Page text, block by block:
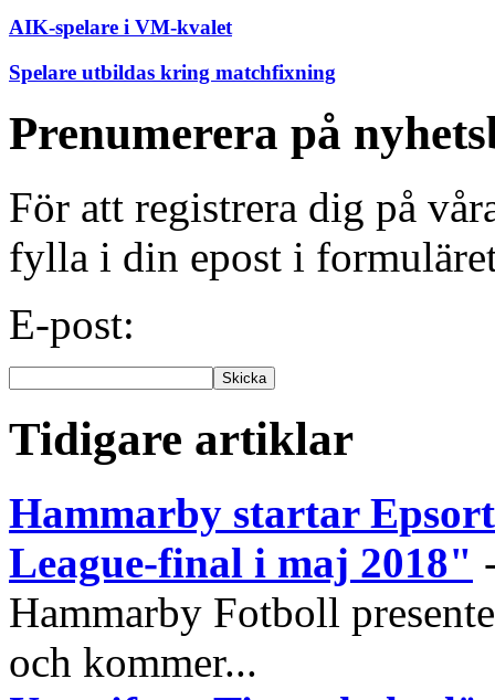
AIK-spelare i VM-kvalet
Spelare utbildas kring matchfixning
Prenumerera på
För att registrera dig på
fylla i din epost i
E-post:
Tidigare artiklar
Hammarby startar
League-final i maj 2018"
Hammarby Fotboll
och kommer...